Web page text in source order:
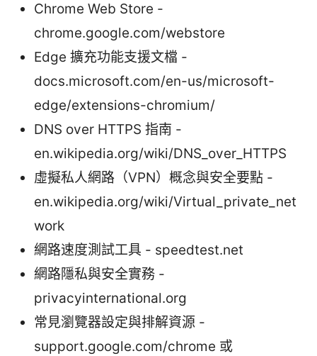
Chrome Web Store -
chrome.google.com/webstore
Edge 擴充功能支援文檔 -
docs.microsoft.com/en-us/microsoft-
edge/extensions-chromium/
DNS over HTTPS 指南 -
en.wikipedia.org/wiki/DNS_over_HTTPS
虛擬私人網路（VPN）概念與安全要點 -
en.wikipedia.org/wiki/Virtual_private_net
work
網路速度測試工具 - speedtest.net
網路隱私與安全實務 -
privacyinternational.org
常見瀏覽器設定與排解資源 -
support.google.com/chrome 或